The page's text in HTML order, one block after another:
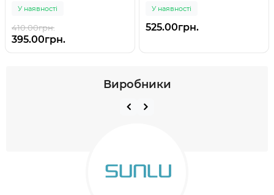
У наявності
410.00грн.
395.00грн.
У наявності
525.00грн.
Виробники